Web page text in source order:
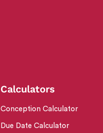
Calculators
Conception Calculator
Due Date Calculator